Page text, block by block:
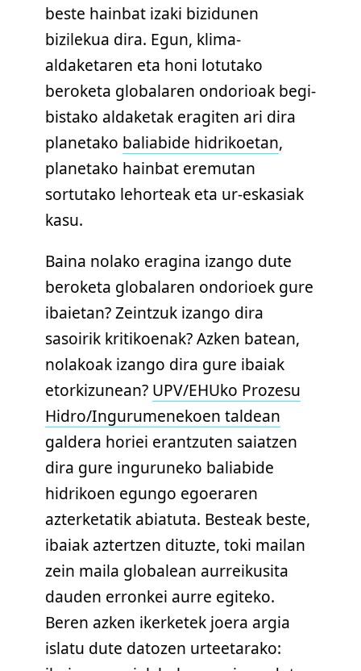
beste hainbat izaki bizidunen
bizilekua dira. Egun, klima-
aldaketaren eta honi lotutako
beroketa globalaren ondorioak begi-
bistako aldaketak eragiten ari dira
planetako baliabide hidrikoetan,
planetako hainbat eremutan
sortutako lehorteak eta ur-eskasiak
kasu.
Baina nolako eragina izango dute
beroketa globalaren ondorioek gure
ibaietan? Zeintzuk izango dira
sasoirik kritikoenak? Azken batean,
nolakoak izango dira gure ibaiak
etorkizunean? UPV/EHUko Prozesu
Hidro/Ingurumenekoen taldean
galdera horiei erantzuten saiatzen
dira gure inguruneko baliabide
hidrikoen egungo egoeraren
azterketatik abiatuta. Besteak beste,
ibaiak aztertzen dituzte, toki mailan
zein maila globalean aurreikusita
dauden erronkei aurre egiteko.
Beren azken ikerketek joera argia
islatu dute datozen urteetarako: